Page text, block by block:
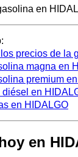
en
precios de la
magna en
premium
diésel en
en HIDALGO
en